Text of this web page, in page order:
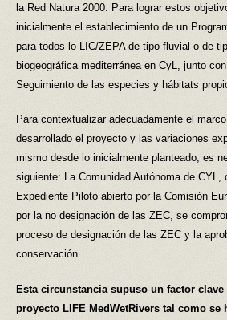
la Red Natura 2000. Para lograr estos
inicialmente el establecimiento de un
para todos lo LIC/ZEPA de tipo fluvial o de
biogeográfica mediterránea en CyL, junto
Seguimiento de las especies y hábitats
Para contextualizar adecuadamente el
desarrollado el proyecto y las variaciones
mismo desde lo inicialmente planteado, es
siguiente: La Comunidad Autónoma de CYL,
Expediente Piloto abierto por la Comisión
por la no designación de las ZEC, se
proceso de designación de las ZEC y la
conservación.
Esta circunstancia supuso un factor clave
proyecto LIFE MedWetRivers tal como se